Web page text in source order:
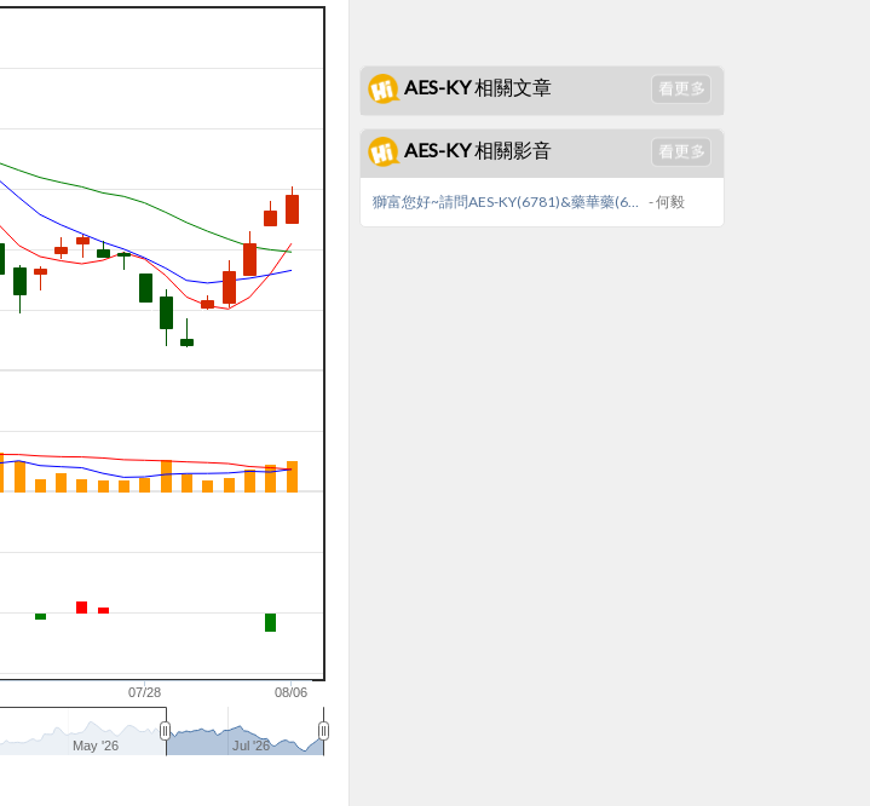
07/28 08/06
May '26 Jul '26
AES-KY 相關文章
AES-KY 相關影音
- 何毅
獅富您好~請問AES-KY(6781)&藥華藥(6446)成本皆在130到140左右，請問後續還有看漲機會嗎?